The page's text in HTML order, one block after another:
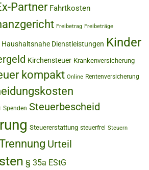
Partner Fahrtkosten
Freibetrag Freibeträge
Haushaltsnahe Dienstleistungen Kinder
Kirchensteuer Krankenversicherung
kompakt Online Rentenversicherung
Spenden Steuerbescheid
Steuererstattung steuerfrei Steuern
Urteil
§ 35a EStG